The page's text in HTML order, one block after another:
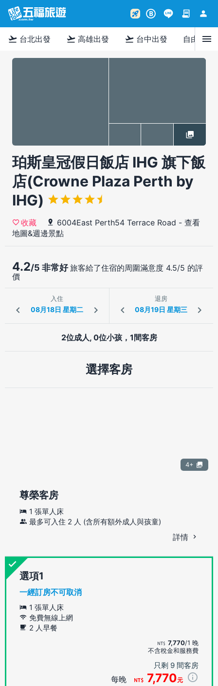
rocket_launch B contract person
flight_takeoff 台北出發 flight_takeoff 高雄出發 flight_takeoff 台中出發 自由行menu
珀斯皇冠假日飯店 IHG 旗下飯
店(Crowne Plaza Perth by
IHG)
收藏 6004East Perth54 Terrace Road - 查看
地圖&週邊景點
4.2/5 非常好旅客給了住宿的周圍滿意度 4.5/5 的評
價
入住 退房
2位成人, 0位小孩，1間客房
選擇客房
4+
尊榮客房
1 張單人床
最多可入住 2 人 (含所有額外成人與孩童)
詳情
選項
一經訂房不可取消
1 張單人床
免費無線上網
2 人早餐
7,770/1 晚
不含稅金和服務費
只剩 9 間客房
每晚 7,770元